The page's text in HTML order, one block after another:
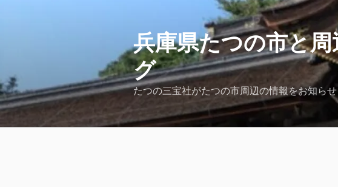
へ
ス
キ
兵庫県たつの市と
グ
たつの三宝社がたつの市周辺の情報をお知ら